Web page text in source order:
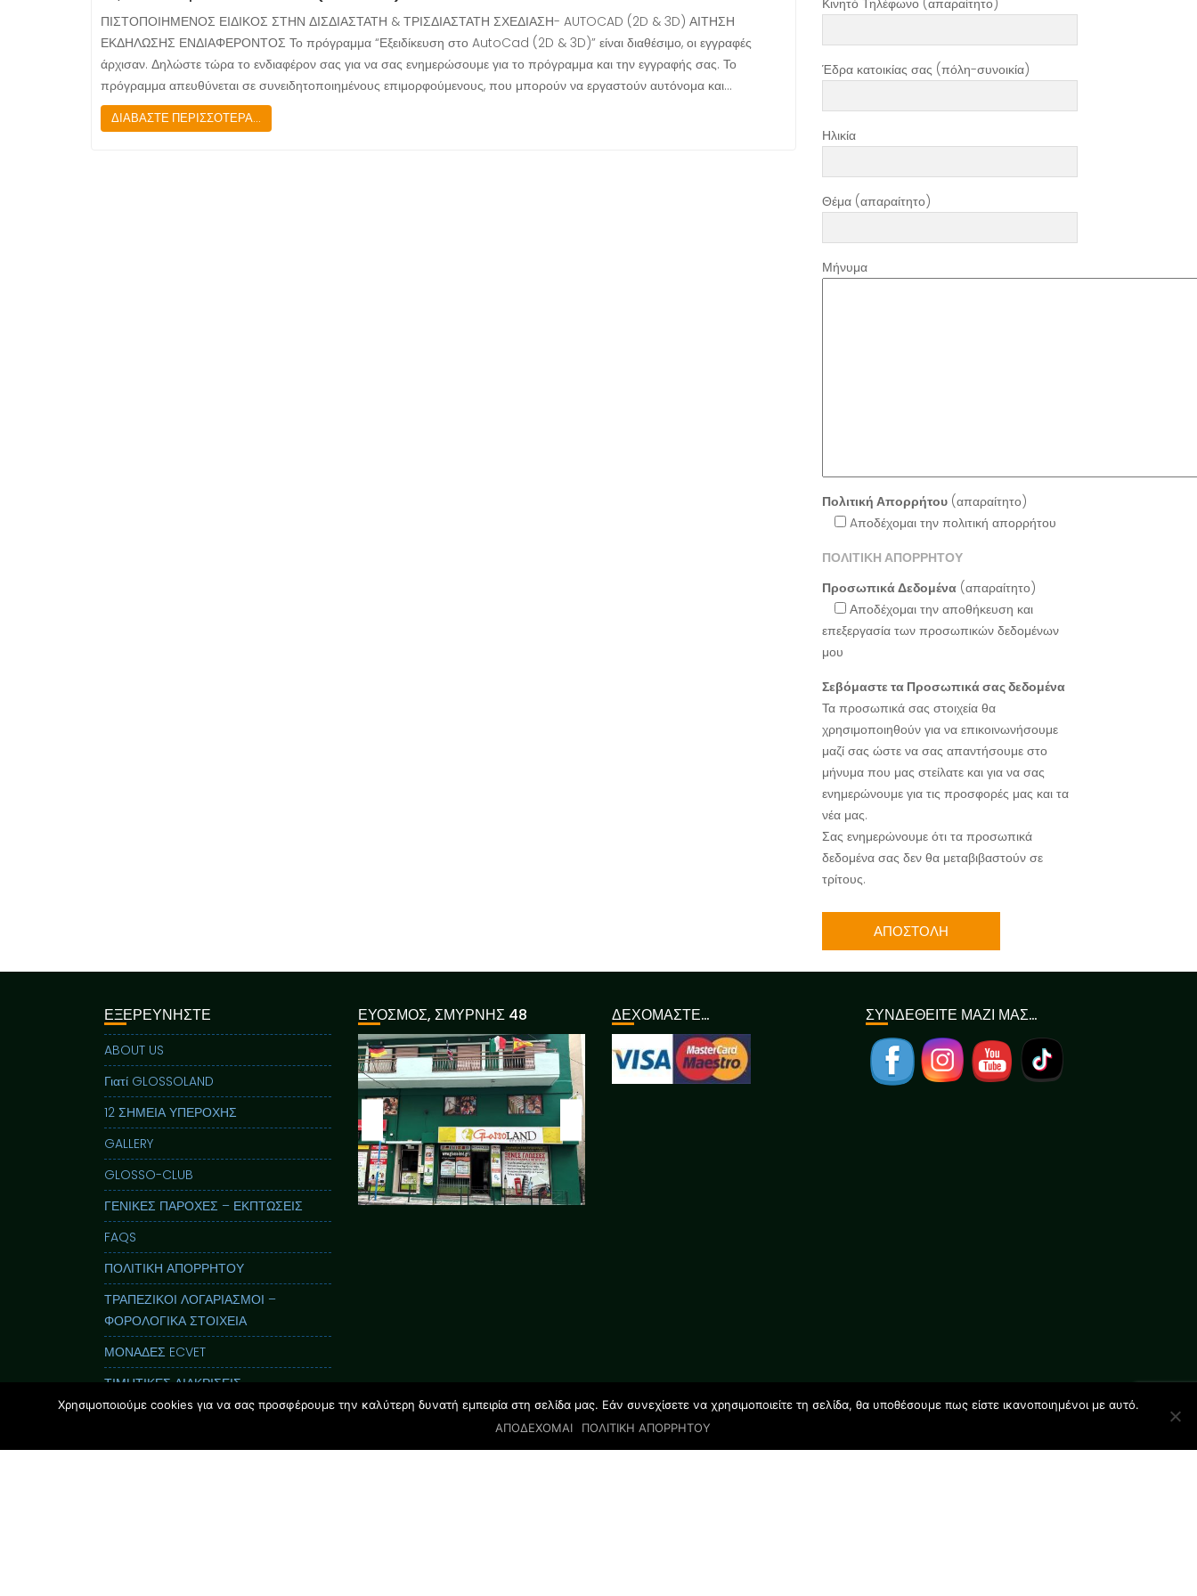
ΠΙΣΤΟΠΟΙΗΜΕΝΟΣ ΕΙΔΙΚΟΣ ΣΤΗΝ ΔΙΣΔΙΑΣΤΑΤΗ & ΤΡΙΣΔΙΑΣΤΑΤΗ ΣΧΕΔΙΑΣΗ- AUTOCAD (2D & 3D) ΑΙΤΗΣΗ
ΕΚΔΗΛΩΣΗΣ ΕΝΔΙΑΦΕΡΟΝΤΟΣ Το πρόγραμμα “Εξειδίκευση στο AutoCad (2D & 3D)” είναι διαθέσιμο, οι εγγραφές
άρχισαν. Δηλώστε τώρα το ενδιαφέρον σας για να σας ενημερώσουμε για το πρόγραμμα και την εγγραφής σας. Το
πρόγραμμα απευθύνεται σε συνειδητοποιημένους επιμορφούμενους, που μπορούν να εργαστούν αυτόνομα και…
ΔΙΑΒΑΣΤΕ ΠΕΡΙΣΣΟΤΕΡΑ...
Κινητό Τηλέφωνο (απαραίτητο)
Έδρα κατοικίας σας (πόλη-συνοικία)
Ηλικία
Θέμα (απαραίτητο)
Μήνυμα
Πολιτική Απορρήτου(απαραίτητο)
Aποδέχομαι την πολιτική απορρήτου
ΠΟΛΙΤΙΚΗ ΑΠΟΡΡΗΤΟΥ
Προσωπικά Δεδομένα(απαραίτητο)
Αποδέχομαι την αποθήκευση και
επεξεργασία των προσωπικών δεδομένων
μου
Σεβόμαστε τα Προσωπικά σας δεδομένα
Τα προσωπικά σας στοιχεία θα
χρησιμοποιηθούν για να επικοινωνήσουμε
μαζί σας ώστε να σας απαντήσουμε στο
μήνυμα που μας στείλατε και για να σας
ενημερώνουμε για τις προσφορές μας και τα
νέα μας.
Σας ενημερώνουμε ότι τα προσωπικά
δεδομένα σας δεν θα μεταβιβαστούν σε
τρίτους.
ΕΞΕΡΕΥΝΗΣΤΕ
ABOUT US
Γιατί GLOSSOLAND
12 ΣΗΜΕΙΑ ΥΠΕΡΟΧΗΣ
GALLERY
GLOSSO-CLUB
ΓΕΝΙΚΕΣ ΠΑΡΟΧΕΣ – ΕΚΠΤΩΣΕΙΣ
FAQS
ΠΟΛΙΤΙΚΗ ΑΠΟΡΡΗΤΟΥ
ΤΡΑΠΕΖΙΚΟΙ ΛΟΓΑΡΙΑΣΜΟΙ –
ΦΟΡΟΛΟΓΙΚΑ ΣΤΟΙΧΕΙΑ
ΜΟΝΑΔΕΣ ECVET
ΤΙΜΗΤΙΚΕΣ ΔΙΑΚΡΙΣΕΙΣ
ΕΝΤΥΠΟΣ ΟΔΗΓΟΣ GLOSSOLAND
ΠΑΡΟΥΣΙΑΣΕΙΣ
ΕΥΟΣΜΟΣ, ΣΜΥΡΝΗΣ 48 ΔΕΧΟΜΑΣΤΕ… ΣΥΝΔΕΘΕΙΤΕ ΜΑΖΙ ΜΑΣ…
Χρησιμοποιούμε cookies για να σας προσφέρουμε την καλύτερη δυνατή εμπειρία στη σελίδα μας. Εάν συνεχίσετε να χρησιμοποιείτε τη σελίδα, θα υποθέσουμε πως είστε ικανοποιημένοι με αυτό.
ΑΠΟΔΕΧΟΜΑΙ
ΠΟΛΙΤΙΚΗ ΑΠΟΡΡΗΤΟΥ